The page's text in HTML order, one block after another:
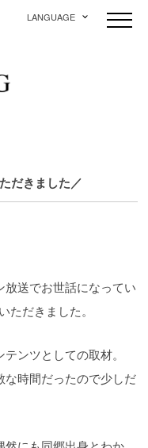
LANGUAGE
だきました／
送でお世話になってい
ただきました。
ンツとしての取材。
時間だったので少しだ